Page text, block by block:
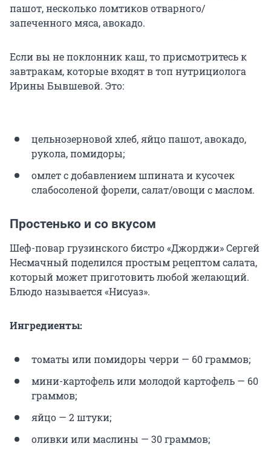
пашот, несколько ломтиков отварного/
запеченного мяса, авокадо.
Если вы не поклонник каш, то присмотритесь к
завтракам, которые входят в топ нутрициолога
Ирины Бывшевой. Это:
цельнозерновой хлеб, яйцо пашот, авокадо,
рукола, помидоры;
омлет с добавлением шпината и кусочек
слабосоленой форели, салат/овощи с маслом.
Простенько и со вкусом
Шеф-повар грузинского бистро «Джорджи» Сергей
Несмачный поделился простым рецептом салата,
который может приготовить любой желающий.
Блюдо называется «Нисуаз».
Ингредиенты:
томаты или помидоры черри — 60 граммов;
мини-картофель или молодой картофель — 60
граммов;
яйцо — 2 штуки;
оливки или маслины — 30 граммов;